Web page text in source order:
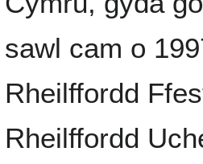
sawl cam o
Rheilffordd
Rheilffordd